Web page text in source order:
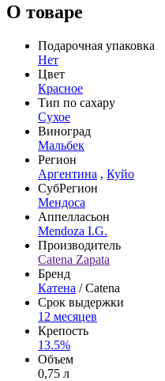
О товаре
Подарочная упаковка
Нет
Цвет
Красное
Тип по сахару
Сухое
Виноград
Мальбек
Регион
Аргентина , Куйо
СубРегион
Мендоса
Аппелласьон
Mendoza I.G.
Производитель
Catena Zapata
Бренд
Катена / Catena
Срок выдержки
12 месяцев
Крепость
13.5%
Объем
0,75 л